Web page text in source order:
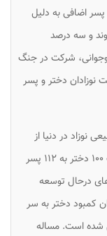
می‌آید. ۲ درصد از پنج پسر اضافی به دلیل
و سه درصد
شرکت در جنگ
نسبت نوزادان دختر و پسر
نوزاد در دنیا از
نسبت ۱۰۰ دختر به ۱۰۵ پسر تغییر کرده و به نسبت ۱۰۰ دختر به ۱۱۲ پسر
درحال توسعه
کمبود دختر به سر
شده است. مساله